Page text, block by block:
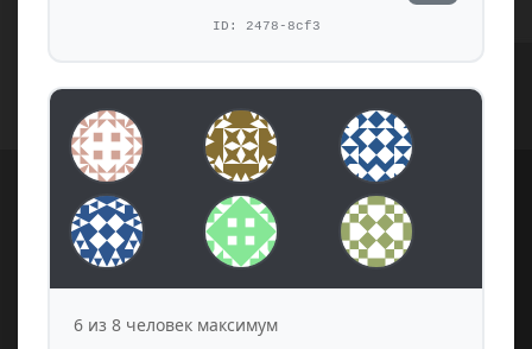
ID: 2478-8cf3
6 из 8 человек максимум